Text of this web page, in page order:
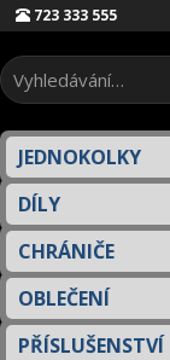
723 333 555
JEDNOKOLKY
DÍLY
CHRÁNIČE
OBLEČENÍ
PŘÍSLUŠENSTVÍ